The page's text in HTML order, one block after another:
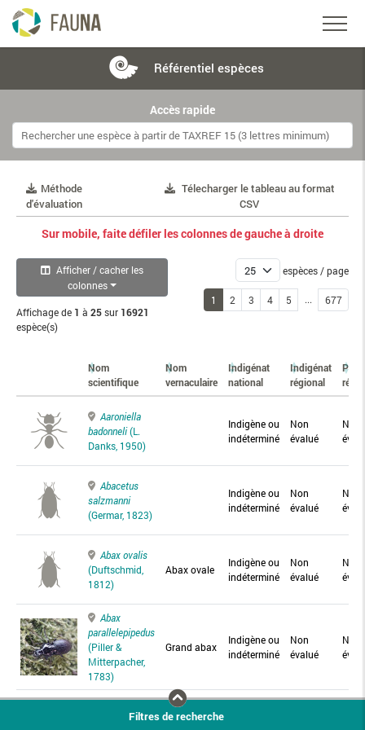
Référentiel espèces
Accès rapide
Méthode
d'évaluation
Télecharger le tableau au format
CSV
Sur mobile, faite défiler les colonnes de gauche à droite
Afficher / cacher les
colonnes
Affichage de 1 à 25sur 16921
espèce(s)
espèces / page
1 2 3 4 5 ... 677
Nom
scientifique
Nom
vernaculaire
Indigénat
national
Indigénat
régional
Aaroniella
badonneli(L.
Danks, 1950)
Indigène ou
indéterminé
Non
évalué
Non
Abacetus
salzmanni
(Germar, 1823)
Indigène ou
indéterminé
Non
évalué
Non
Abax ovalis
(Duftschmid,
1812)
Abax ovale
Indigène ou
indéterminé
Non
évalué
Non
Abax
parallelepipedus
(Piller &
Mitterpacher,
1783)
Grand abax
Indigène ou
indéterminé
Non
évalué
Non
Abax
Abax
Filtres de recherche